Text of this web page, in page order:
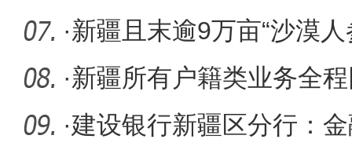
化
·新疆且末逾9万亩“沙漠
沙海
·新疆所有户籍类业务全
·建设银行新疆区分行：